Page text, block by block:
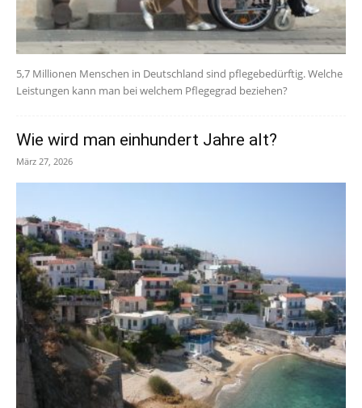
5,7 Millionen Menschen in Deutschland sind pflegebedürftig. Welche
Leistungen kann man bei welchem Pflegegrad beziehen?
Wie wird man einhundert Jahre alt?
März 27, 2026